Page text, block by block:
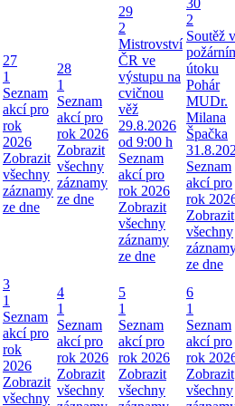
27
1
Seznam
akcí pro
rok
2026
Zobrazit
všechny
záznamy
ze dne
28
1
Seznam
akcí pro
rok 2026
Zobrazit
všechny
záznamy
ze dne
29
2
Mistrovství
ČR ve
výstupu na
cvičnou
věž
29.8.2026
od 9:00 h
Seznam
akcí pro
rok 2026
Zobrazit
všechny
záznamy
ze dne
30
2
Soutěž v
útoku
Pohár
MUDr.
Milana
Špačka
Seznam
akcí pro
rok
Zobrazit
všechny
ze dne
3
1
Seznam
akcí pro
rok
2026
Zobrazit
všechny
4
1
Seznam
akcí pro
rok 2026
Zobrazit
všechny
5
1
Seznam
akcí pro
rok 2026
Zobrazit
všechny
6
1
Seznam
akcí pro
rok
Zobrazit
všechny